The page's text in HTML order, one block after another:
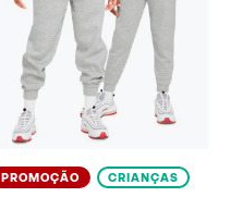
PROMOÇÃO CRIANÇAS